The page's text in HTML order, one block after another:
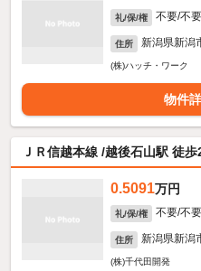
礼/保/権 不要/不
住所 新潟県新潟
(株)ハッチ・ワーク
物件
ＪＲ信越本線 /越後石山駅 徒歩
0.5091万円
礼/保/権 不要/不
住所 新潟県新潟
(株)千代田開発